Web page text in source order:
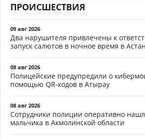
ПРОИСШЕСТВИЯ
09 авг 2026
Два нарушителя привлечены к
запуск салютов в ночное время в
08 авг 2026
Полицейские предупредили о
помощью QR-кодов в Атырау
08 авг 2026
Сотрудники полиции оперативно
мальчика в Акмолинской области